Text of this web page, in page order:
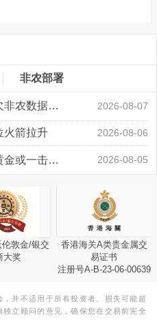
非农部署
领峰金评：万事俱备 黄金只欠非农数据“东风” 2026-08-07
火箭拉升 2026-08-06
领峰金评：静待小非农指引 黄金或一击破局 2026-08-05
敦金/银交
大奖
香港海关A类贵金属交
易证书
注册号A-B-23-06-00639
并不适用于所有投资者。损失可能超
立顾问的意见，确保您在交易前完全